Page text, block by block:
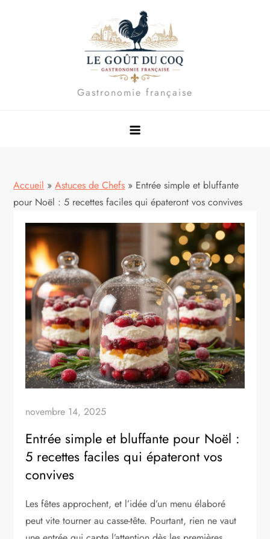
Gastronomie française
Accueil » Astuces de Chefs » Entrée simple et bluffante
pour Noël : 5 recettes faciles qui épateront vos convives
novembre 14, 2025
Entrée simple et bluffante pour Noël :
5 recettes faciles qui épateront vos
convives
Les fêtes approchent, et l’idée d’un menu élaboré
peut vite tourner au casse-tête. Pourtant, rien ne vaut